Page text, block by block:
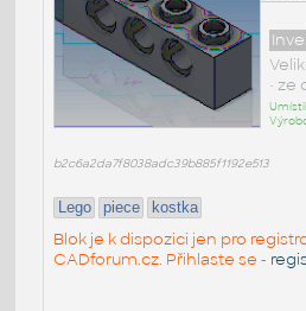
• ze
b2c6a2da7f8038adc39b885f1192e513
Lego piece kostka
Blok je k dispozici jen pro
CADforum.cz. Přihlaste se -